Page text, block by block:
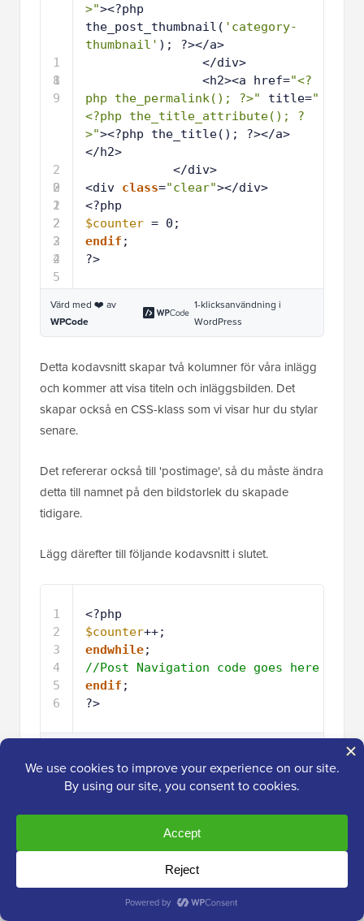
1
8
1
9
2
0
2
1
2
2
2
3
2
4
2
5
>"><?php
the_post_thumbnail( 'category-
thumbnail' ); ?></a>
</div>
<h2><a href="<?
php the_permalink(); ?>"
title="
<?php the_title_attribute(); ?
>"><?php the_title(); ?></a>
</h2>
</div>
<div class="clear"></div>
<?php
$counter = 0;
endif ;
?>
Värd med ❤️ av
WPCode
1-klicksanvändning i
WordPress
Detta kodavsnitt skapar två kolumner för våra inlägg
och kommer att visa titeln och inläggsbilden. Det
skapar också en CSS-klass som vi visar hur du stylar
senare.
Det refererar också till 'postimage', så du måste ändra
detta till namnet på den bildstorlek du skapade
tidigare.
Lägg därefter till följande kodavsnitt i slutet.
1
2
3
4
5
6
<?php
$counter++;
endwhile;
//Post Navigation code goes here
endif ;
?>
WPCode
WordPress
Den här kodsnutten avslutar helt enkelt loopen. Den
ger också möjlighet att lägga till inläggsnavigation,
men de flesta webbplatsägare använder ett annat
plugin för detta, så vi inkluderade det inte för att
undvika kodkonflikter.